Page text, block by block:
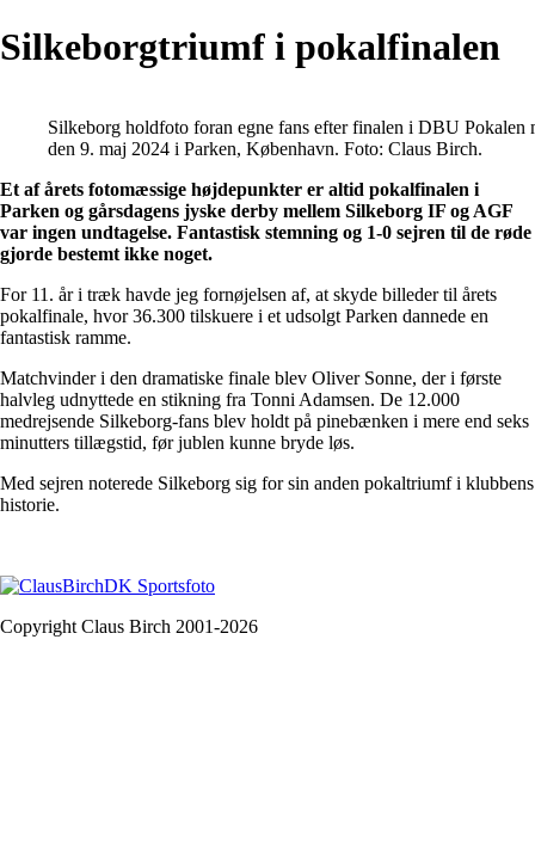
Silkeborgtriumf i pokalfinalen
Silkeborg holdfoto foran egne fans efter finalen i DBU
den 9. maj 2024 i Parken, København. Foto: Claus Birch.
Et af årets fotomæssige højdepunkter er altid pokalfinalen i
Parken og gårsdagens jyske derby mellem Silkeborg IF og AGF
var ingen undtagelse. Fantastisk stemning og 1-0 sejren til de røde
gjorde bestemt ikke noget.
For 11. år i træk havde jeg fornøjelsen af, at skyde billeder til årets
pokalfinale, hvor 36.300 tilskuere i et udsolgt Parken dannede en
fantastisk ramme.
Matchvinder i den dramatiske finale blev Oliver Sonne, der i første
halvleg udnyttede en stikning fra Tonni Adamsen. De 12.000
medrejsende Silkeborg-fans blev holdt på pinebænken i mere end seks
minutters tillægstid, før jublen kunne bryde løs.
Med sejren noterede Silkeborg sig for sin anden pokaltriumf i klubbens
historie.
Copyright Claus Birch 2001-2026